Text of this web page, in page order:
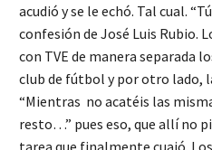
acudió y se le echó. Tal cual.
confesión de José Luis Rubio.
con TVE de manera separada
club de fútbol y por otro lado,
“Mientras no acatéis las
resto…” pues eso, que allí no
tarea que finalmente cuajó.